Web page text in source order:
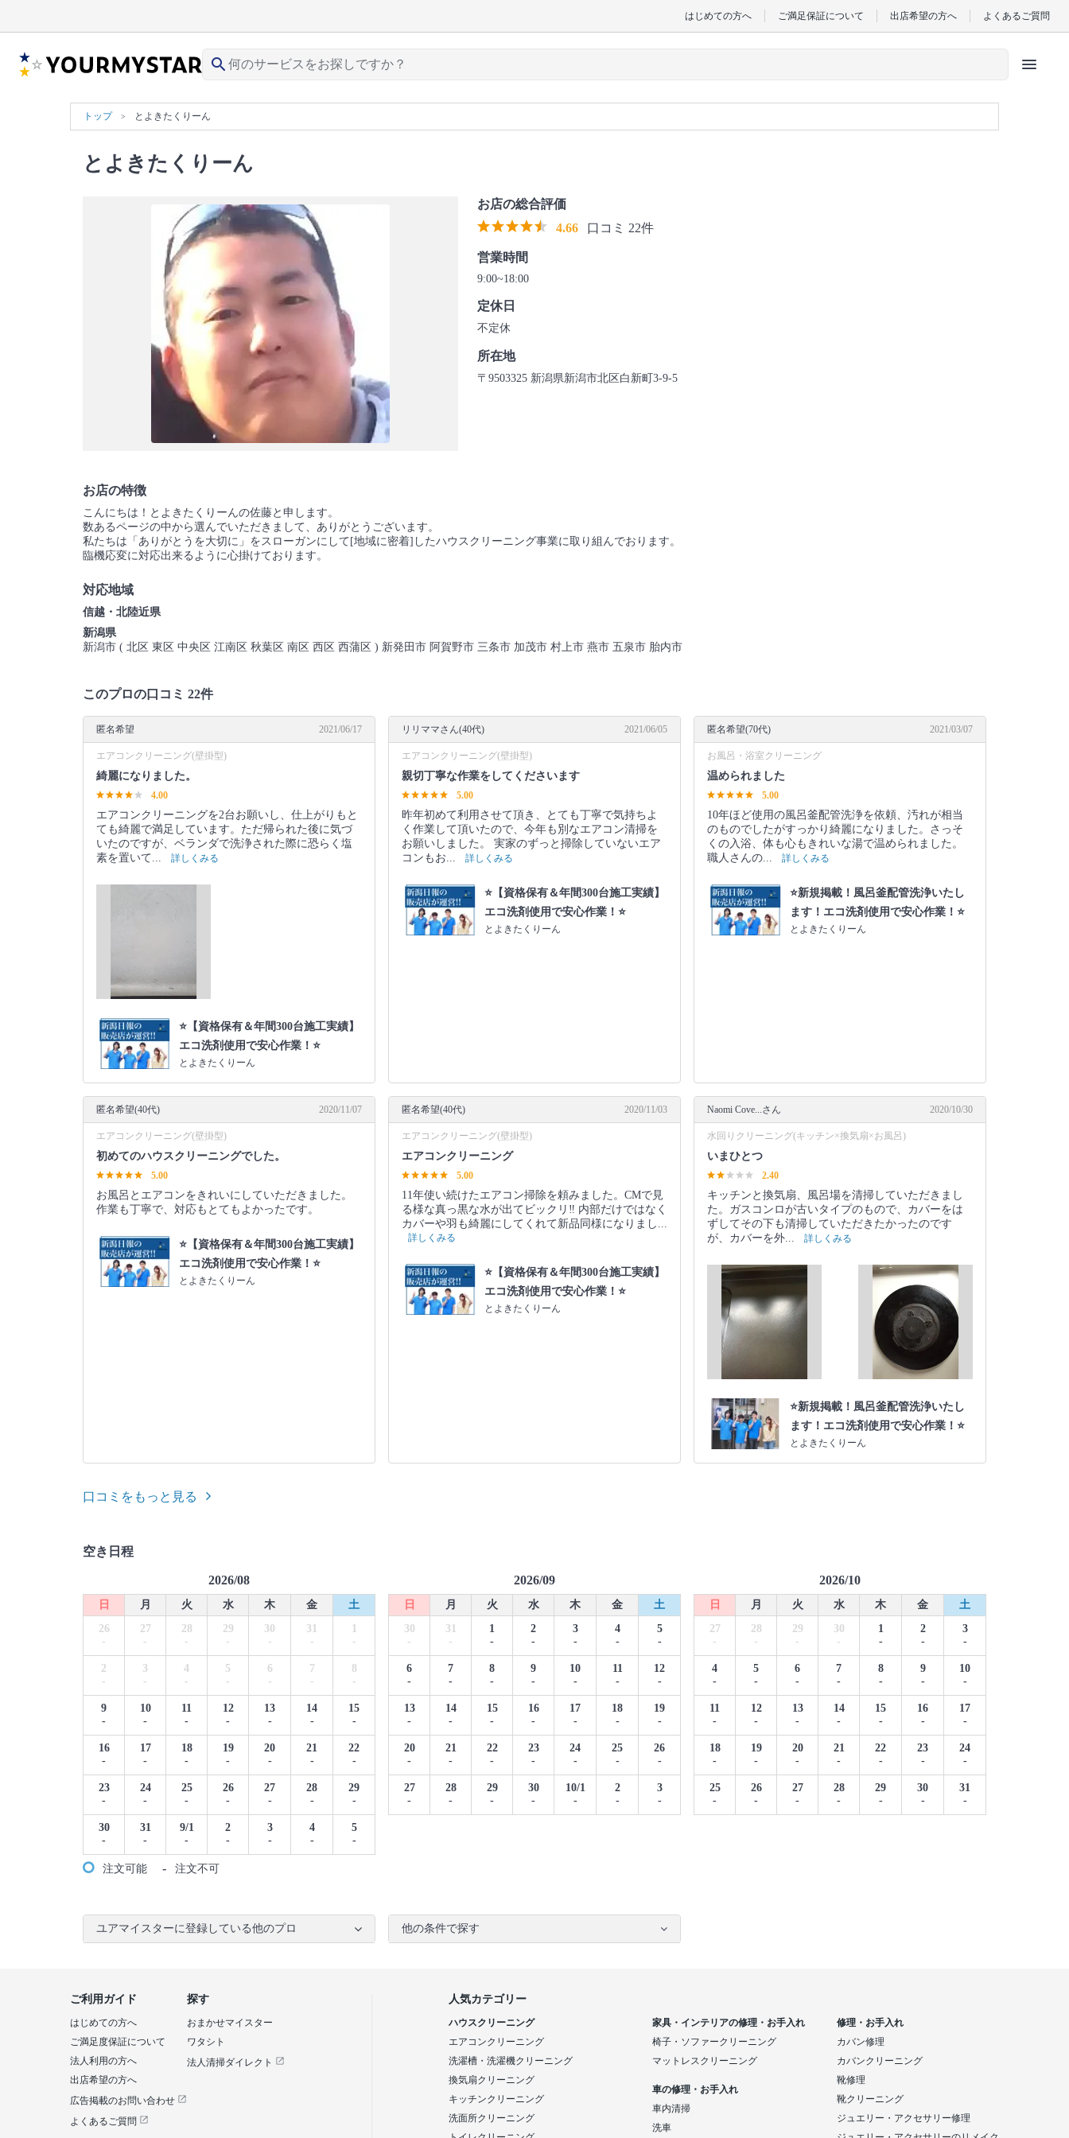
はじめての方へ ご満足保証について 出店希望の方へ よくあるご質問
search menu
トップ とよきたくりーん
とよきたくりーん
お店の総合評価
4.66
口コミ 22件
営業時間
9:00~18:00
定休日
不定休
所在地
〒9503325 新潟県新潟市北区白新町3-9-5
お店の特徴
こんにちは！とよきたくりーんの佐藤と申します。
数あるページの中から選んでいただきまして、ありがとうございます。
私たちは「ありがとうを大切に」をスローガンにして[地域に密着]したハウスクリーニング事業に取り組んでおります。
臨機応変に対応出来るように心掛けております。
対応地域
信越・北陸近県
新潟県
新潟市 ( 北区 東区 中央区 江南区 秋葉区 南区 西区 西蒲区 ) 新発田市 阿賀野市 三条市 加茂市 村上市 燕市 五泉市 胎内市
このプロの口コミ 22件
匿名希望 2021/06/17
エアコンクリーニング(壁掛型)
綺麗になりました。
4.00
エアコンクリーニングを2台お願いし、仕上がりもと
ても綺麗で満足しています。ただ帰られた後に気づ
いたのですが、ベランダで洗浄された際に恐らく塩
素を置いて...
詳しくみる
⭐️【資格保有＆年間300台施工実績】
エコ洗剤使用で安心作業！⭐️
とよきたくりーん
リリママさん(40代) 2021/06/05
エアコンクリーニング(壁掛型)
親切丁寧な作業をしてくださいます
5.00
昨年初めて利用させて頂き、とても丁寧で気持ちよ
く作業して頂いたので、今年も別なエアコン清掃を
お願いしました。 実家のずっと掃除していないエア
コンもお...
詳しくみる
⭐️【資格保有＆年間300台施工実績】
エコ洗剤使用で安心作業！⭐️
とよきたくりーん
匿名希望(70代) 2021/03/07
お風呂・浴室クリーニング
温められました
5.00
10年ほど使用の風呂釜配管洗浄を依頼、汚れが相当
のものでしたがすっかり綺麗になりました。さっそ
くの入浴、体も心もきれいな湯で温められました。
職人さんの...
詳しくみる
⭐️新規掲載！風呂釜配管洗浄いたし
ます！エコ洗剤使用で安心作業！⭐️
とよきたくりーん
匿名希望(40代) 2020/11/07
エアコンクリーニング(壁掛型)
初めてのハウスクリーニングでした。
5.00
お風呂とエアコンをきれいにしていただきました。
作業も丁寧で、対応もとてもよかったです。
⭐️【資格保有＆年間300台施工実績】
エコ洗剤使用で安心作業！⭐️
とよきたくりーん
匿名希望(40代) 2020/11/03
エアコンクリーニング(壁掛型)
エアコンクリーニング
5.00
11年使い続けたエアコン掃除を頼みました。CMで見
る様な真っ黒な水が出てビックリ‼️ 内部だけではなく
カバーや羽も綺麗にしてくれて新品同様になりまし...
詳しくみる
⭐️【資格保有＆年間300台施工実績】
エコ洗剤使用で安心作業！⭐️
とよきたくりーん
Naomi Cove...さん 2020/10/30
水回りクリーニング(キッチン×換気扇×お風呂)
いまひとつ
2.40
キッチンと換気扇、風呂場を清掃していただきまし
た。ガスコンロが古いタイプのもので、カバーをは
ずしてその下も清掃していただきたかったのです
が、カバーを外...
詳しくみる
⭐️新規掲載！風呂釜配管洗浄いたし
ます！エコ洗剤使用で安心作業！⭐️
とよきたくりーん
口コミをもっと見る
空き日程
2026/08
日 月 火 水 木 金
土
26
-
27
-
28
-
29
-
30
-
31
-
1
-
2
-
3
-
4
-
5
-
6
-
7
-
8
-
9
-
10
-
11
-
12
-
13
-
14
-
15
-
16
-
17
-
18
-
19
-
20
-
21
-
22
-
23
-
24
-
25
-
26
-
27
-
28
-
29
-
30
-
31
-
9/1
-
2
-
3
-
4
-
5
-
2026/09
日 月 火 水 木 金
土
30
-
31
-
1
-
2
-
3
-
4
-
5
-
6
-
7
-
8
-
9
-
10
-
11
-
12
-
13
-
14
-
15
-
16
-
17
-
18
-
19
-
20
-
21
-
22
-
23
-
24
-
25
-
26
-
27
-
28
-
29
-
30
-
10/1
-
2
-
3
-
2026/10
日 月 火 水 木 金
土
27
-
28
-
29
-
30
-
1
-
2
-
3
-
4
-
5
-
6
-
7
-
8
-
9
-
10
-
11
-
12
-
13
-
14
-
15
-
16
-
17
-
18
-
19
-
20
-
21
-
22
-
23
-
24
-
25
-
26
-
27
-
28
-
29
-
30
-
31
-
注文可能 - 注文不可
ユアマイスターに登録している他のプロ 他の条件で探す
探す
おまかせマイスター
ワタシト
法人清掃ダイレクト
ご利用ガイド
はじめての方へ
ご満足度保証について
法人利用の方へ
出店希望の方へ
広告掲載のお問い合わせ
よくあるご質問
人気カテゴリー
ハウスクリーニング
エアコンクリーニング
洗濯槽・洗濯機クリーニング
換気扇クリーニング
キッチンクリーニング
洗面所クリーニング
家具・インテリアの修理・お手入れ
椅子・ソファークリーニング
マットレスクリーニング
車の修理・お手入れ
車内清掃
洗車
修理・お手入れ
カバン修理
カバンクリーニング
靴修理
靴クリーニング
ジュエリー・アクセサリー修理